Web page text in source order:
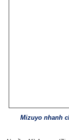
Mizuyo nhanh